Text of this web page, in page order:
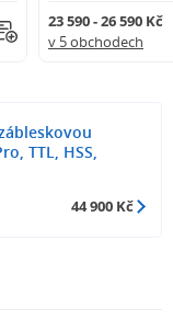
23 590 - 26 590 Kč
v 5 obchodech
TTL, HSS,
44 900 Kč